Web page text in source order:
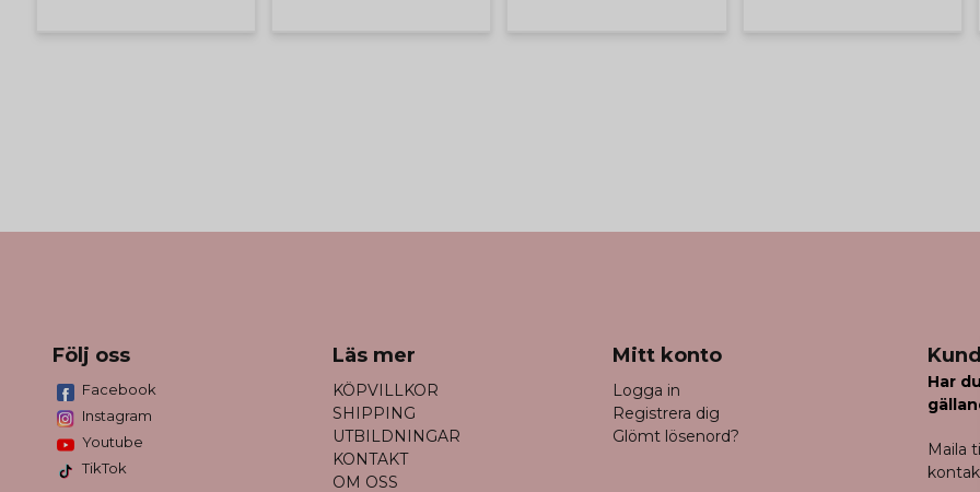
Följ oss
Facebook
Instagram
Youtube
TikTok
Läs mer
KÖPVILLKOR
SHIPPING
UTBILDNINGAR
KONTAKT
OM OSS
Mitt konto
Logga in
Registrera dig
Glömt lösenord?
Har
Maila